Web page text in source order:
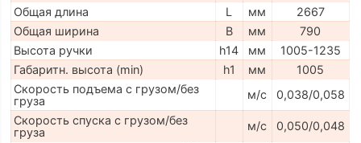
Общая длина
L мм
2667
Общая ширина
B мм
790
Высота ручки
h14 мм
1005-1235
Габаритн. высота (min)
h1 мм
1005
Скорость подъема с грузом/без
груза
м/с
0,038/0,058
Скорость спуска с грузом/без
груза
м/с
0,050/0,048